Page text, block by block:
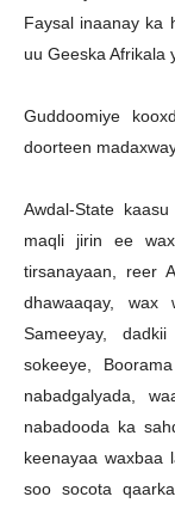
Faysal inaanay ka
uu Geeska Afrikala
Guddoomiye
doorteen
Awdal-State
maqli jirin ee
tirsanayaan, reer
dhawaaqay, wax
Sameeyay,
sokeeye,
nabadgalyada,
nabadooda ka
keenayaa waxbaa
soo socota